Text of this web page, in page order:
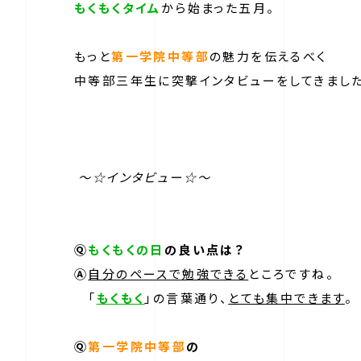
もくもくタイム から始まった五月。
もっと第一学院中等部の魅力を伝えるべく
中等部三年生に突撃インタビューをしてきまし
～☆インタビュー☆～
Ⓠもくもくの日 の良い点は？
Ⓐ自分のペースで勉強できる ところですね。
「もくもく 」の言葉通り、 とても集中できます。
Ⓠ第一学院中等部の